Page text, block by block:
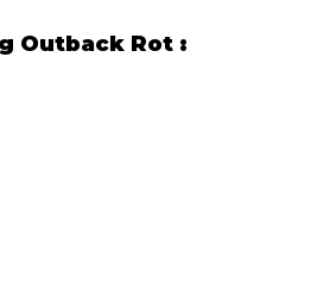
Outback Rot :